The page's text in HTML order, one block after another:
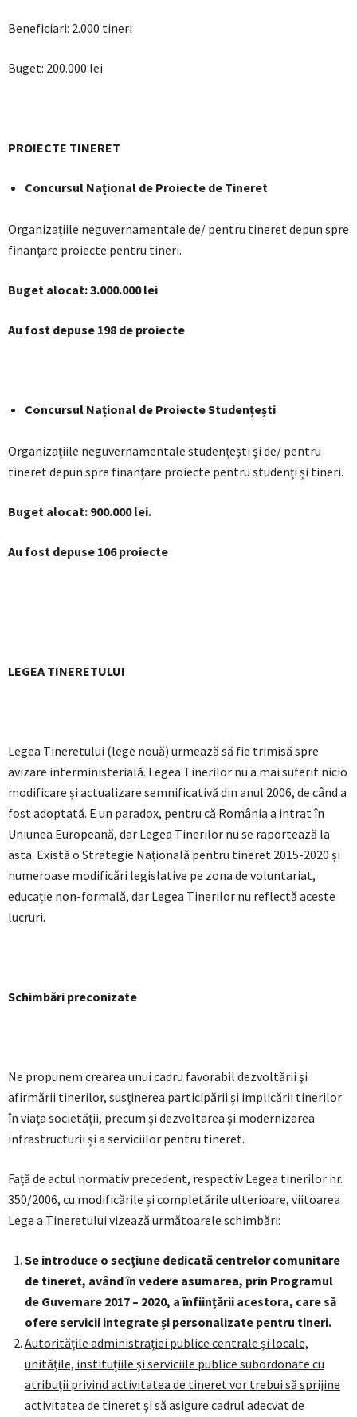
Beneficiari: 2.000 tineri
Buget: 200.000 lei
PROIECTE TINERET
Concursul Național de Proiecte de Tineret
Organizațiile neguvernamentale de/ pentru tineret depun spre
finanțare proiecte pentru tineri.
Buget alocat: 3.000.000 lei
Au fost depuse 198 de proiecte
Concursul Național de Proiecte Studențești
Organizațiile neguvernamentale studențești și de/ pentru
tineret depun spre finanțare proiecte pentru studenți și tineri.
Buget alocat: 900.000 lei.
Au fost depuse 106 proiecte
LEGEA TINERETULUI
Legea Tineretului (lege nouă) urmează să fie trimisă spre
avizare interministerială. Legea Tinerilor nu a mai suferit nicio
modificare și actualizare semnificativă din anul 2006, de când a
fost adoptată. E un paradox, pentru că România a intrat în
Uniunea Europeană, dar Legea Tinerilor nu se raportează la
asta. Există o Strategie Națională pentru tineret 2015-2020 și
numeroase modificări legislative pe zona de voluntariat,
educație non-formală, dar Legea Tinerilor nu reflectă aceste
lucruri.
Schimbări preconizate
Ne propunem crearea unui cadru favorabil dezvoltării şi
afirmării tinerilor, susţinerea participării și implicării tinerilor
în viaţa societăţii, precum și dezvoltarea şi modernizarea
infrastructurii și a serviciilor pentru tineret.
Față de actul normativ precedent, respectiv Legea tinerilor nr.
350/2006, cu modificările și completările ulterioare, viitoarea
Lege a Tineretului vizează următoarele schimbări:
Se introduce o secțiune dedicată centrelor comunitare
de tineret, având în vedere asumarea, prin Programul
de Guvernare 2017 – 2020, a înființării acestora, care să
ofere servicii integrate și personalizate pentru tineri.
Autoritățile administrației publice centrale și locale,
unităţile, instituțiile şi serviciile publice subordonate cu
atribuții privind activitatea de tineret vor trebui să sprijine
activitatea de tineretşi să asigure cadrul adecvat de